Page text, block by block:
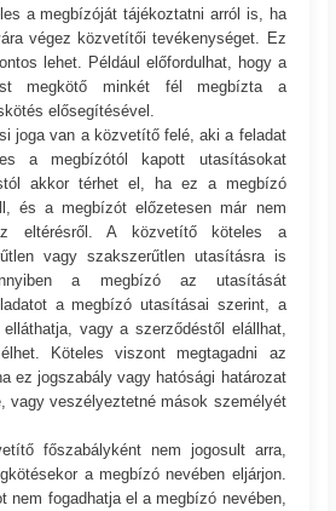
a megbízóját tájékoztatni arról is, ha
végez közvetítői tevékenységet. Ez
lehet. Például előfordulhat, hogy a
megkötő minkét fél megbízta a
elősegítésével.
joga van a közvetítő felé, aki a feladat
a megbízótól kapott utasításokat
akkor térhet el, ha ez a megbízó
és a megbízót előzetesen már nem
eltérésről. A közvetítő köteles a
vagy szakszerűtlen utasításra is
a megbízó az utasítását
a megbízó utasításai szerint, a
vagy a szerződéstől elállhat,
Köteles viszont megtagadni az
ez jogszabály vagy hatósági határozat
vagy veszélyeztetné mások személyét
főszabályként nem jogosult arra,
a megbízó nevében eljárjon.
nem fogadhatja el a megbízó nevében,